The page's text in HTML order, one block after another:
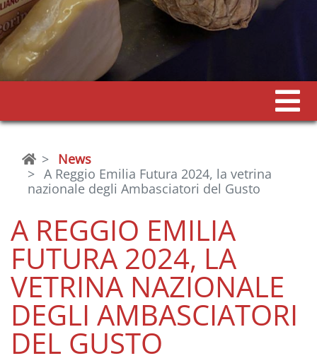
News
A Reggio Emilia Futura 2024, la vetrina
nazionale degli Ambasciatori del Gusto
A REGGIO EMILIA
FUTURA 2024, LA
VETRINA NAZIONALE
DEGLI AMBASCIATORI
DEL GUSTO